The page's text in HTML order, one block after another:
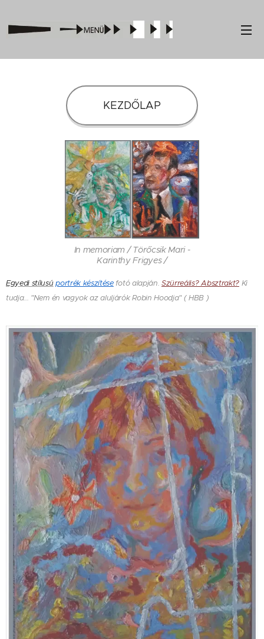
KEZDŐLAP
In memoriam / Törőcsik Mari -
Karinthy Frigyes /
Egyedi stílusú portrék készítésefotó alapján. Szürreális? Absztrakt? Ki
tudja... "Nem én vagyok az aluljárók Robin Hoodja" ( HBB )